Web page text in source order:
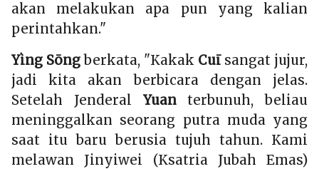
akan melakukan apa pun yang kalian
perintahkan."
Yìng Sōngberkata, "Kakak Cuīsangat jujur,
jadi kita akan berbicara dengan jelas.
Setelah Jenderal Yuanterbunuh, beliau
meninggalkan seorang putra muda yang
saat itu baru berusia tujuh tahun. Kami
melawan Jinyiwei (Ksatria Jubah Emas)